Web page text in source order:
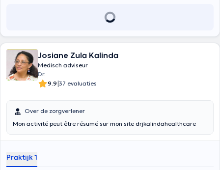
Josiane Zula Kalinda
Medisch adviseur
Dr.
9.9|37 evaluaties
Over de zorgverlener
Mon activité peut être résumé sur mon site drjkalindahealthcare
Praktijk 1